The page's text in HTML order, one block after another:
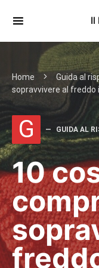
Il
Home Guida al
sopravvivere al freddo
G GUIDA AL
10